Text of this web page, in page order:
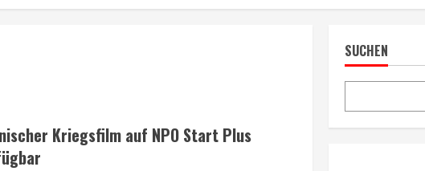
Kriegsfilm auf NPO Start Plus
SUCHEN